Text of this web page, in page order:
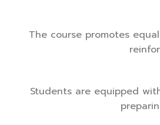
The course promotes
Students are equipped